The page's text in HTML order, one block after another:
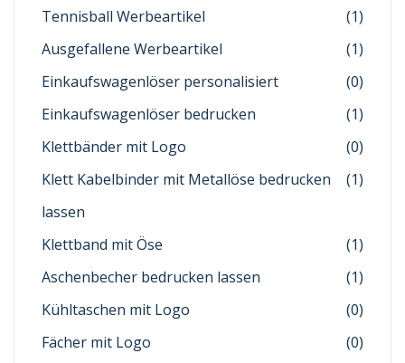
Tennisball Werbeartikel
(1)
Ausgefallene Werbeartikel
(1)
Einkaufswagenlöser personalisiert
(0)
Einkaufswagenlöser bedrucken
(1)
Klettbänder mit Logo
(0)
Klett Kabelbinder mit Metallöse bedrucken
lassen
(1)
Klettband mit Öse
(1)
Aschenbecher bedrucken lassen
(1)
Kühltaschen mit Logo
(0)
Fächer mit Logo
(0)